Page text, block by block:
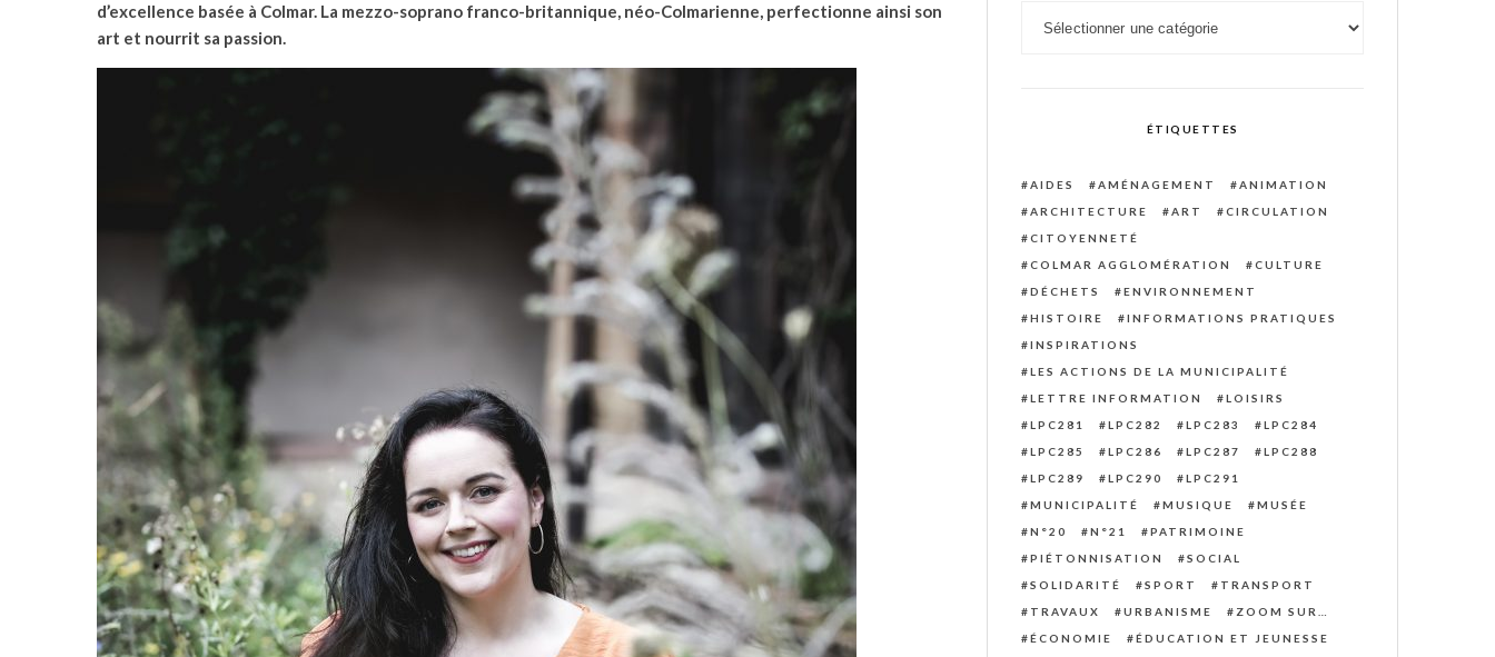
d’excellence basée à Colmar. La mezzo-soprano franco-britannique, néo-Colmarienne, perfectionne ainsi son
art et nourrit sa passion.
ÉTIQUETTES
AIDES AMÉNAGEMENT
ANIMATION
ARCHITECTURE
ART
CIRCULATION
CITOYENNETÉ
COLMAR AGGLOMÉRATION
CULTURE
DÉCHETS
ENVIRONNEMENT
HISTOIRE
INFORMATIONS PRATIQUES
INSPIRATIONS
LES ACTIONS DE LA MUNICIPALITÉ
LETTRE INFORMATION
LOISIRS
LPC281
LPC282 LPC283
LPC284
LPC285
LPC286 LPC287
LPC288
LPC289
LPC290
LPC291
MUNICIPALITÉ
MUSIQUE
MUSÉE
N°20
N°21
PATRIMOINE
PIÉTONNISATION
SOCIAL
SOLIDARITÉ
SPORT
TRANSPORT
TRAVAUX
URBANISME
ZOOM SUR…
ÉCONOMIE
ÉDUCATION ET JEUNESSE